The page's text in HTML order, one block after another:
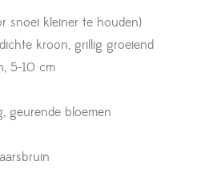
snoei kleiner te houden)
kroon, grillig groeiend
5-10 cm
geurende bloemen